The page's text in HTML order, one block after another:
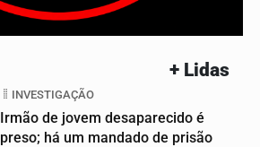
+ Lidas
INVESTIGAÇÃO
Irmão de jovem desaparecido é
preso; há um mandado de prisão